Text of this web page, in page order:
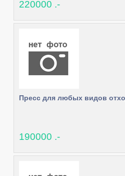
220000 .-
Пресс для любых видов
190000 .-